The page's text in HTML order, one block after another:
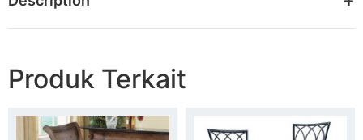
Produk Terkait